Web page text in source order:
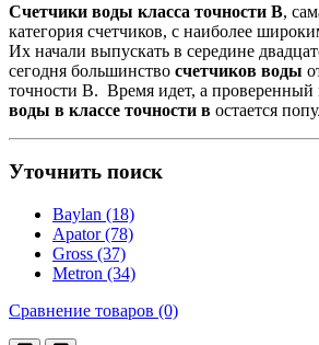
Счетчики воды класса точности В,
категория счетчиков, с наиболее
Их начали выпускать в середине
сегодня большинство счетчиков воды
точности В. Время идет, а проверенный
воды в классе точности в остается
Уточнить поиск
Baylan (18)
Apator (78)
Gross (37)
Metron (34)
Сравнение товаров (0)